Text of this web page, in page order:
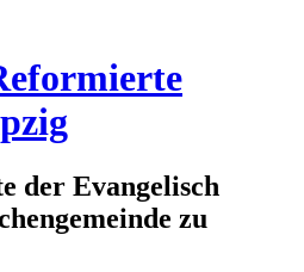
der Evangelisch
zu